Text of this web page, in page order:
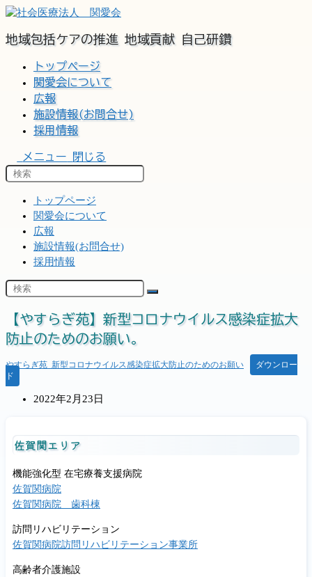
コ
テ
地域包括ケアの推進 地域貢献 自己研鑽
トップページ
関愛会について
広報
施設情報(お問合せ)
採用情報
メニュー 閉じる
トップページ
関愛会について
広報
施設情報(お問合せ)
採用情報
【やすらぎ苑】新型コロナウイルス感染症拡大
防止のためのお願い。
やすらぎ苑_新型コロナウイルス感染症拡大防止のためのお願い
ダウンロー
ド
投
開
2022年2月23日
佐賀関エリア
機能強化型 在宅療養支援病院
佐賀関病院
佐賀関病院 歯科棟
訪問リハビリテーション
佐賀関病院訪問リハビリテーション事業所
高齢者介護施設